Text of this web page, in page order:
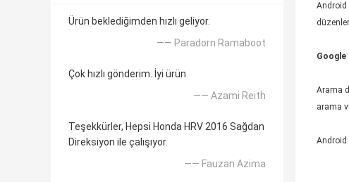
Ürün beklediğimden hızlı geliyor.
—— Paradorn Ramaboot
Çok hızlı gönderim. İyi ürün
—— Azami Reith
Teşekkürler, Hepsi Honda HRV 2016 Sağdan
Direksiyon ile çalışıyor.
—— Fauzan Azima
Android
Google
Arama
arama
Android